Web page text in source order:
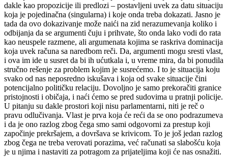
dakle kao propozicije ili predlozi – postavljeni uvek za datu situaciju
koja je pojedinačna (singularna) i koje onda treba dokazati. Jasno je
tada da ovo dokazivanje može naići na zid nerazumevanja koliko i
odbijanja da se argumenti čuju i prihvate, što onda lako vodi do rata
kao neuspele razmene, ali argumenata kojima se raskriva dominacija
koja uvek računa sa naredbom reči. Da, argumenti mogu sresti vlast,
i ova im ide u susret da bi ih ućutkala i, u vreme mira, da bi ponudila
stručno rešenje za problem kojim je susrećemo. I to je situacija koju
svako od nas neposredno iskušava i koja od svake situacije čini
potencijalno političku relaciju. Dovoljno je samo prekoračiti granice
pristojnosti i običaja, i naći ćemo se pred sudovima u pratnji policije.
U pitanju su dakle prostori koji nisu parlamentarni, niti je reč o
pravu odlučivanja. Vlast je prva koja će reći da se ono podrazumeva
i da je ono razlog zbog čega smo sami odgovorni za prestup koji
započinje prekršajem, a dovršava se krivicom. To je još jedan razlog
zbog čega ne treba verovati porazima, već računati sa slabošću koja
je u njima i nastaviti za potragom za prijateljima koji će nas osnažiti.